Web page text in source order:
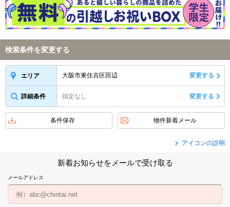
検索条件を変更する
エリア 大阪市東住吉区田辺 変更する
詳細条件 指定なし 変更する
条件保存 物件新着メール
アイコンの説明
新着お知らせをメールで受け取る
メールアドレス